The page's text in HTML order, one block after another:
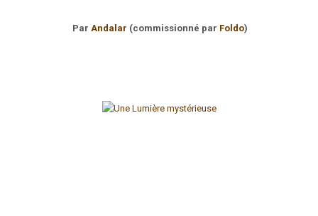
Par Andalar (commissionné par Foldo)